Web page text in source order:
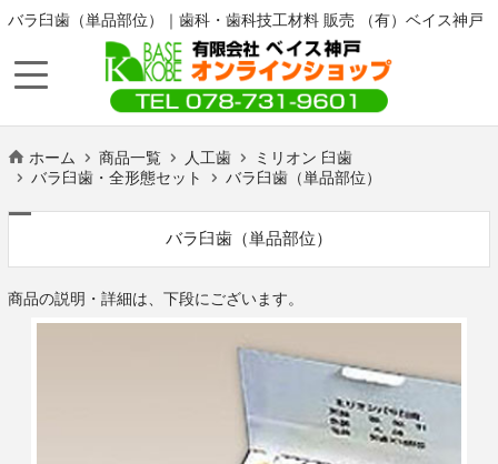
バラ臼歯（単品部位）｜歯科・歯科技工材料 販売 （有）ベイス神戸
ホーム 商品一覧 人工歯
ミリオン 臼歯
バラ臼歯・全形態セット
バラ臼歯（単品部位）
バラ臼歯（単品部位）
商品の説明・詳細は、下段にございます。